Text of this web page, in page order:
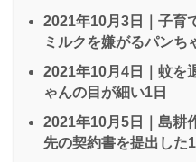
2021年10月3日｜子育
ミルクを嫌がるパンち
2021年10月4日｜蚊を
ゃんの目が細い1日
2021年10月5日｜島耕
先の契約書を提出した1